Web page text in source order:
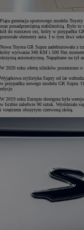
Piąta generacja sportowego modelu
oraz ponadprzeciętną stabilnością. Było
kół do rozstawu osi, który w przypadku
pozostałe elementy auta. I w tym tkwi
Nowa Toyota GR Supra zadebiutowała z
który wytwarza 340 KM i 500 Nm
skrzynią automatyczną. Napędzane na
W 2020 roku ofertę silników poszerzono
Wyjątkowa stylistyka Supry od lat
w przypadku nowego modelu GR Supra.
edycje.
W 2019 roku Europie dostępna była
w liczbie zaledwie 90 sztuk. Wyróżniała
i wnętrzem obszytym czerwoną skórą.